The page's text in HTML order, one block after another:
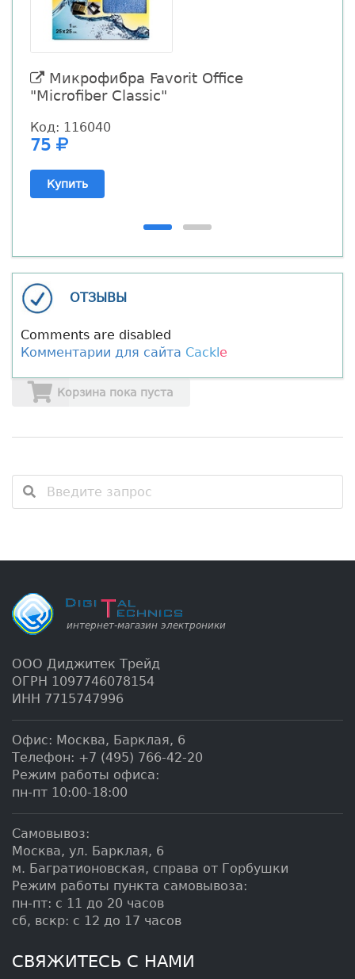
Микрофибра Favorit Office
"Microfiber Classic"
Код: 116040
75
Купить
ОТЗЫВЫ
Comments are disabled
Комментарии для сайта Cackle
Корзина пока пуста
ООО Диджитек Трейд
ОГРН 1097746078154
ИНН 7715747996
Офис: Москва, Барклая, 6
Телефон: +7 (495) 766-42-20
Режим работы офиса:
пн-пт 10:00-18:00
Самовывоз:
Москва, ул. Барклая, 6
м. Багратионовская, справа от Горбушки
Режим работы пункта самовывоза:
пн-пт: с 11 до 20 часов
сб, вскр: с 12 до 17 часов
СВЯЖИТЕСЬ С НАМИ